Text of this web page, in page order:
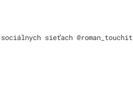
sieťach @roman_touchit